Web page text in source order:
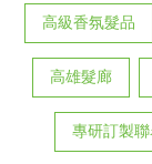
高級香氛髮品
高雄髮廊
專研訂製